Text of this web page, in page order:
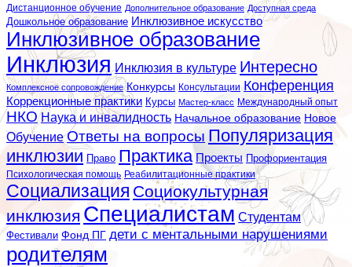
Дистанционное обучение Дополнительное образование Доступная среда
Дошкольное образование Инклюзивное искусство
Инклюзивное образование
Инклюзия Инклюзия в культуре Интересно
Комплексное сопровождение Конкурсы Консультации Конференция
Коррекционные практики Курсы Мастер-класс Международный опыт
НКО Наука и инвалидность Начальное образование Новое
Обучение Ответы на вопросы Популяризация
инклюзии Право Практика Проекты Профориентация
Психологическая помощь Реабилитационные практики
Социализация Социокультурная
инклюзия Специалистам Студентам
Фестивали Фонд ПГ дети с ментальными нарушениями
родителям